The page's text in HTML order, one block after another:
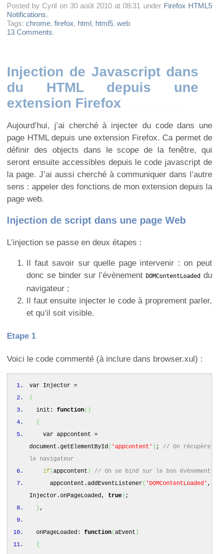
Posted by Cyril on 30 août 2010 at 08:31 under Firefox HTML5
Notifications.
Tags: chrome, firefox, html, html5, web
13 Comments.
Injection de Javascript dans
du HTML depuis une
extension Firefox
Aujourd’hui, j’ai cherché à injecter du code dans une
page HTML depuis une extension Firefox. Ca permet de
définir des objects dans le scope de la fenêtre, qui
seront ensuite accessibles depuis le code javascript de
la page. J’ai aussi cherché à communiquer dans l’autre
sens : appeler des fonctions de mon extension depuis la
page web.
Injection de script dans une page Web
L’injection se passe en deux étapes :
Il faut savoir sur quelle page intervenir : on peut
donc se binder sur l’évènement DOMContentLoaded du
navigateur ;
Il faut ensuite injecter le code à proprement parler,
et qu’il soit visible.
Etape 1
Voici le code commenté (à inclure dans browser.xul) :
var Injector =
{
init: function( )
{
var appcontent =
document.getElementById( 'appcontent' ) ; // On récupère
le navigateur
if(appcontent )
// On se bind sur le bon évènement
appcontent.addEventListener( 'DOMContentLoaded' ,
Injector.onPageLoaded, true ) ;
},
onPageLoaded: function(aEvent )
{